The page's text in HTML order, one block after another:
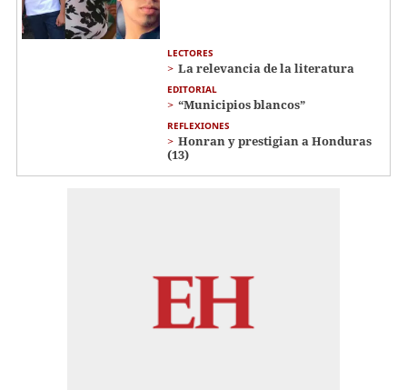
LECTORES
La relevancia de la literatura
EDITORIAL
“Municipios blancos”
REFLEXIONES
Honran y prestigian a Honduras
(13)